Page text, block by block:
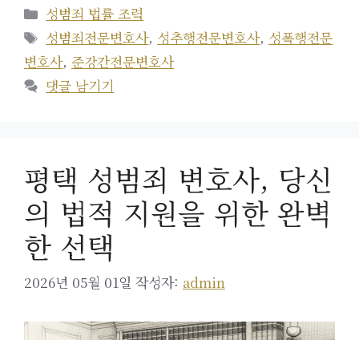
카
테
고
리
성범죄 법률 조력
태
그
성범죄전문변호사, 성추행전문변호사, 성폭행전문
변호사, 준강간전문변호사
댓글 남기기
평택 성범죄 변호사, 당신
의 법적 지원을 위한 완벽
한 선택
2026년 05월 01일 작성자: admin